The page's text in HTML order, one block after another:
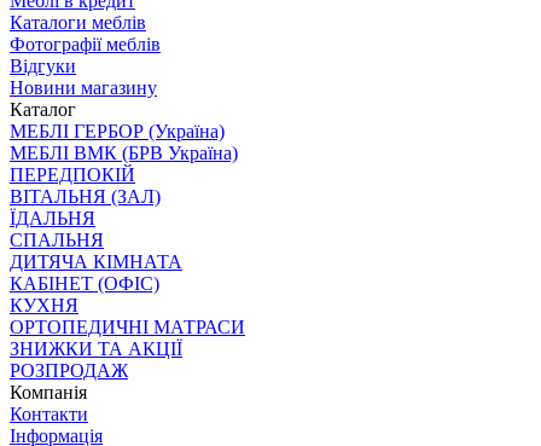
Каталоги меблів
Фотографії меблів
Відгуки
Новини магазину
Каталог
МЕБЛІ ГЕРБОР (Україна)
МЕБЛІ ВМК (БРВ Україна)
ПЕРЕДПОКІЙ
ВІТАЛЬНЯ (ЗАЛ)
ЇДАЛЬНЯ
СПАЛЬНЯ
ДИТЯЧА КІМНАТА
КАБІНЕТ (ОФІС)
КУХНЯ
ОРТОПЕДИЧНІ МАТРАСИ
ЗНИЖКИ ТА АКЦІЇ
РОЗПРОДАЖ
Компанія
Контакти
Інформація